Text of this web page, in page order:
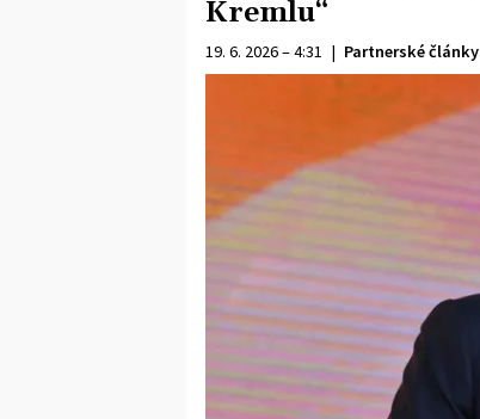
Kremlu“
19. 6. 2026 – 4:31 | Partnerské články